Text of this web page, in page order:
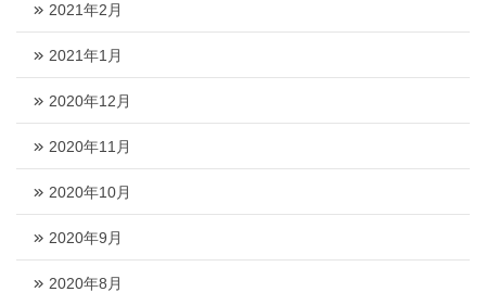
2021年2月
2021年1月
2020年12月
2020年11月
2020年10月
2020年9月
2020年8月